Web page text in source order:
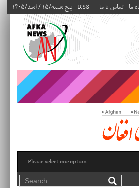
۱۴۰۵/پنج شنبه/۱۵ / اسد RSS تماس با ما ما